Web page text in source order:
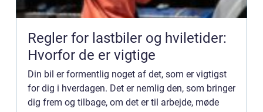
Regler for lastbiler og hviletider:
Hvorfor de er vigtige
Din bil er formentlig noget af det, som er vigtigst
for dig i hverdagen. Det er nemlig den, som bringer
dig frem og tilbage, om det er til arbejde, møde